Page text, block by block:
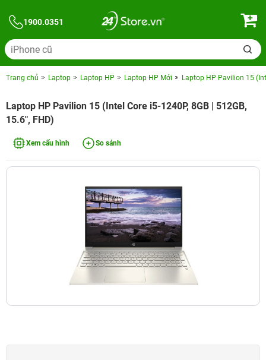
1900.0351
Trang chủ Laptop Laptop HP Laptop HP Mới Laptop HP Pavilion 15
Laptop HP Pavilion 15 (Intel Core i5-1240P, 8GB | 512GB,
15.6", FHD)
Xem cấu hình So sánh